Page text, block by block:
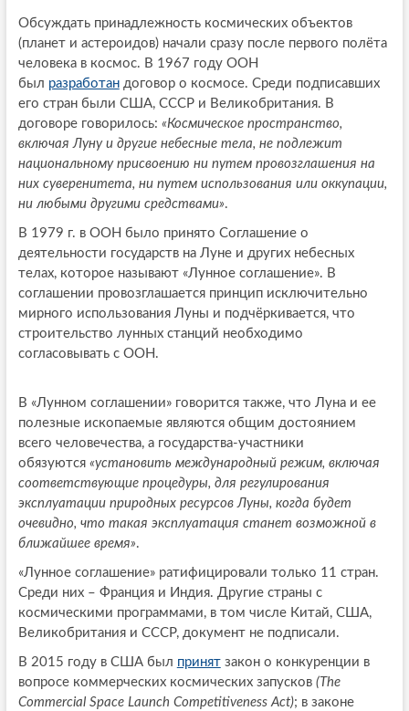
Обсуждать принадлежность космических объектов
(планет и астероидов) начали сразу после первого полёта
человека в космос. В 1967 году ООН
был разработандоговор о космосе. Среди подписавших
его стран были США, СССР и Великобритания. В
договоре говорилось: «Космическое пространство,
включая Луну и другие небесные тела, не подлежит
национальному присвоению ни путем провозглашения на
них суверенитета, ни путем использования или оккупации,
ни любыми другими средствами».
В 1979 г. в ООН было принято Соглашение о
деятельности государств на Луне и других небесных
телах, которое называют «Лунное соглашение». В
соглашении провозглашается принцип исключительно
мирного использования Луны и подчёркивается, что
строительство лунных станций необходимо
согласовывать с ООН.
В «Лунном соглашении» говорится также, что Луна и ее
полезные ископаемые являются общим достоянием
всего человечества, а государства-участники
обязуются «установить международный режим, включая
соответствующие процедуры, для регулирования
эксплуатации природных ресурсов Луны, когда будет
очевидно, что такая эксплуатация станет возможной в
ближайшее время».
«Лунное соглашение» ратифицировали только 11 стран.
Среди них – Франция и Индия. Другие страны с
космическими программами, в том числе Китай, США,
Великобритания и СССР, документ не подписали.
В 2015 году в США был принятзакон о конкуренции в
вопросе коммерческих космических запусков (The
Commercial Space Launch Competitiveness Act); в законе